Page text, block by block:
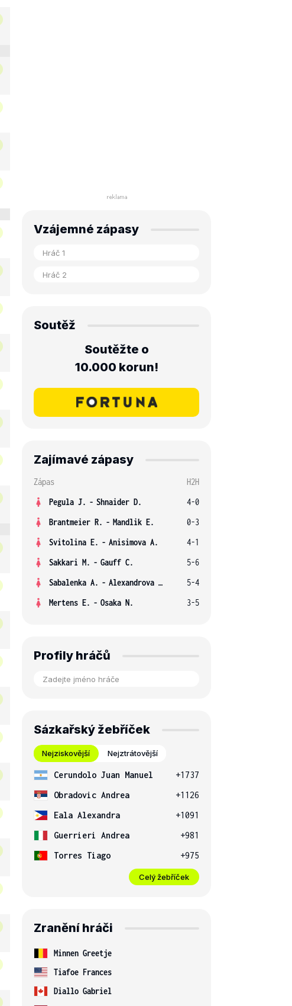
Vzájemné zápasy
Soutěž
Soutěžte o
10.000 korun!
Zajímavé zápasy
Zápas
H2H
Pegula J. - Shnaider D.
4-0
Brantmeier R. - Mandlik E.
0-3
Svitolina E. - Anisimova A.
4-1
Sakkari M. - Gauff C.
5-6
Sabalenka A. - Alexandrova E.
5-4
Mertens E. - Osaka N. 3-5
Profily hráčů
Sázkařský žebříček
Nejziskovější Nejztrátovější
Cerundolo Juan Manuel
+1737
Obradovic Andrea
+1126
Eala Alexandra
+1091
Guerrieri Andrea
+981
Torres Tiago
+975
Celý žebříček
Zranění hráči
Minnen Greetje
Tiafoe Frances
Diallo Gabriel